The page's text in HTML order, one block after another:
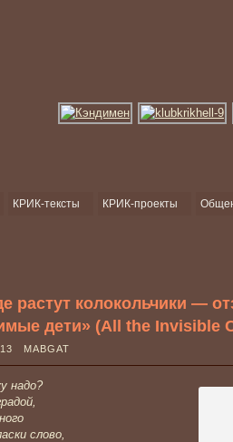
КРИК-тексты КРИК-проекты
растут колокольчики —
дети» (All the Invisible
MABGAT
надо?
слово,